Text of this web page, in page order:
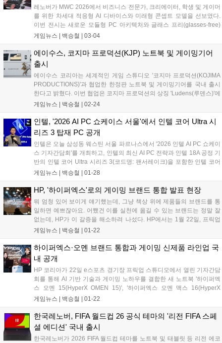
레노버가 MWC 2026에서 비즈니스 전문가, 크리에이터, 학생 및 게이머
를 위한 차세대 적응형 AI 디바이스와 미래형 콘셉트 모델을 선보였다.
이번 전시는 새로운 모듈형 PC 아키텍처와 글래스 프리(glasses-free)
3D 노트북 콘셉트, 폴더블 게이밍 핸드헬드 기기, '레노버 키라(Lenovo
사용자 및 환경에 지능적으로 적응하는 시스템으로 진화하고 있음을 시
사한다....
게임뉴스 | 백승철 | 03-04
에이수스, 코지마 프로덕션(KJP) 노트북 및 게이밍기어
출시
에이수스 코리아는 세계적인 게임 스튜디오 '코지마 프로덕션(KOJIMA
PRODUCTIONS)'과 협업한 한정판 노트북 및 게이밍기어를 국내 출시
한다고 밝혔다. 이번 협업은 코지마 프로덕션의 상징 'Ludens(루덴스)'에
서 영감을 받아 ROG의 도전 정신을 담은 메시지 'For Ludens Who
KJP는 코지마 프로덕션 디자인을 담은 한정판 스페셜 에디션으로 전설
적인 아티스트 신카와 요지의 컨셉 아트 기반 디자인 요소를 제품 디테
일에 적용해 협업 아이덴티티를 강화했다. 또한 전용 케이스와 커스텀
패키징, 맞춤형 전원 어댑터, Armoury Crate 전용 테마 등 스페셜 에디션
만의 구성을 제공해 소장 가치를 높였다....
게임뉴스 | 백승철 | 02-24
인텔, '2026 AI PC 쇼케이스 서울'에서 인텔 코어 Ultra 시
리즈 3 탑재 PC 공개
인텔은 오늘 삼성동 웨스틴 서울 파르나스에서 '2026 인텔 AI PC 쇼케이
스 기자간담회'를 개최하고, 인텔의 최신 AI PC 전략과 인텔 18A 공정 기
반의 인텔 코어 Ultra 시리즈 3(코드명: 팬서레이크)을 포함한 인텔 코어
Ultra 시리즈 프로세서를 탑재한 최신 AI PC 제품들을 한자리에서 소개
문 총괄은 인텔 18A 공정 기반 첫 플래그십 제품인 인텔 코어 Ultra 시리
는 애플리케이션 범용성을 제공한다고 강조했다....
게임뉴스 | 백승철 | 01-28
HP, '하이퍼엑스'로의 게이밍 브랜드 통합 발표 현장
뭐 엄청 있어 보이게 얘기했는데, 그냥 책상 위에 제품들의 브랜드를 통
일하면 예쁘잖아요. 어쨌건 이를 실천에 옮길 수 있는 브랜드는 정말 잘
없는데, HP가 이 갈증을 해소하려 나섰다. HP에서는 1월 22일, 프릭업
스튜디오에서 개최한 기자 간담회를 통해 자사의 게이밍 브랜드 통합과
게임뉴스 | 백승철 | 01-22
하이퍼엑스·오멘 브랜드 통합과 게이밍 신제품 라인업 국
내 공개
HP 코리아가 22일 e스포츠 경기장 프릭업 스튜디오에서 열린 기자간담
회를 통해 AI 기반 기술과 게이밍 노하우를 결합한 새 노트북 '하이퍼엑
스 오멘 15(HyperX OMEN 15)', '하이퍼엑스 오멘 맥스 16(HyperX
OMEN MAX 16)'과 '하이퍼엑스 오멘 맥스 45L(HyperX OMEN MAX
했다....
게임뉴스 | 백승철 | 01-22
한국레노버, FIFA 월드컵 26 공식 테마의 '리전 FIFA 스페
셜 에디션' 국내 출시
한국레노버가 2026 FIFA 월드컵 테마를 노트북 및 태블릿 등 리전 에코